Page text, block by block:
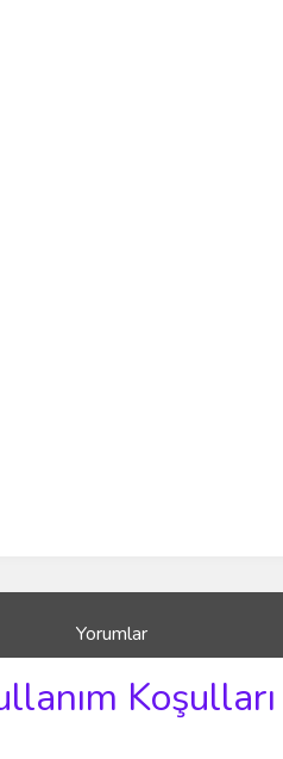
Yorumlar
Koşulları